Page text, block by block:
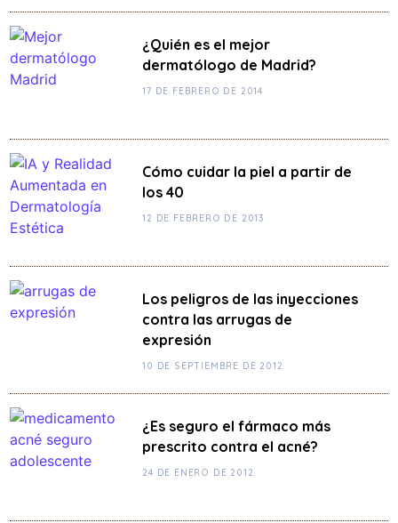
¿Quién es el mejor
dermatólogo de Madrid?
17 DE FEBRERO DE 2014
Cómo cuidar la piel a partir de
los 40
12 DE FEBRERO DE 2013
Los peligros de las inyecciones
contra las arrugas de
expresión
10 DE SEPTIEMBRE DE 2012
¿Es seguro el fármaco más
prescrito contra el acné?
24 DE ENERO DE 2012